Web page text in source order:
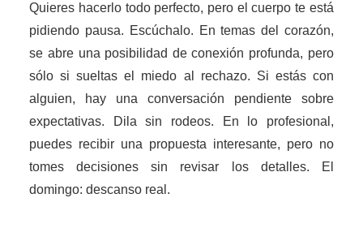
Quieres hacerlo todo perfecto, pero el cuerpo te está
pidiendo pausa. Escúchalo. En temas del corazón,
se abre una posibilidad de conexión profunda, pero
sólo si sueltas el miedo al rechazo. Si estás con
alguien, hay una conversación pendiente sobre
expectativas. Dila sin rodeos. En lo profesional,
puedes recibir una propuesta interesante, pero no
tomes decisiones sin revisar los detalles. El
domingo: descanso real.